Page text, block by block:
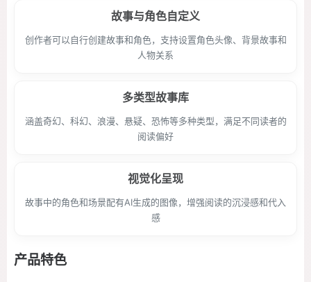
故事与角色自定义
创作者可以自行创建故事和角色，支持设置角色头像、背景故事和
人物关系
多类型故事库
涵盖奇幻、科幻、浪漫、悬疑、恐怖等多种类型，满足不同读者的
阅读偏好
视觉化呈现
故事中的角色和场景配有AI生成的图像，增强阅读的沉浸感和代入
感
产品特色